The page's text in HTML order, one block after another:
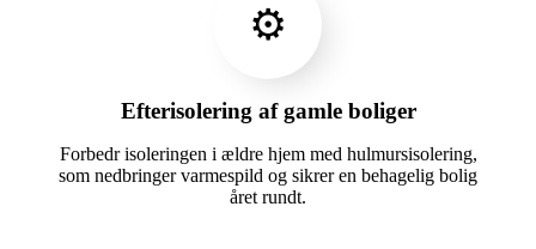
⚙️
Efterisolering af gamle boliger
Forbedr isoleringen i ældre hjem med hulmursisolering,
som nedbringer varmespild og sikrer en behagelig bolig
året rundt.